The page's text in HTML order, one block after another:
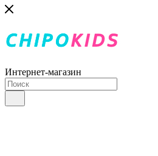
Интернет-магазин